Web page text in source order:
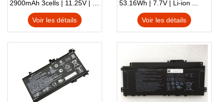
X540LA-SI302 X540SA
X540S
2900mAh 3cells | 11.25V | Li-ion ...
Voir les détails
HSTNN-DB8C 921438-855
TPN-I128
53.16Wh | 7.7V | Li-ion ...
Voir les détails